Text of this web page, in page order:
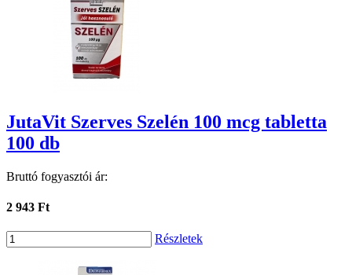
JutaVit Szerves Szelén 100 mcg tabletta
100 db
Bruttó fogyasztói ár:
2 943 Ft
Részletek